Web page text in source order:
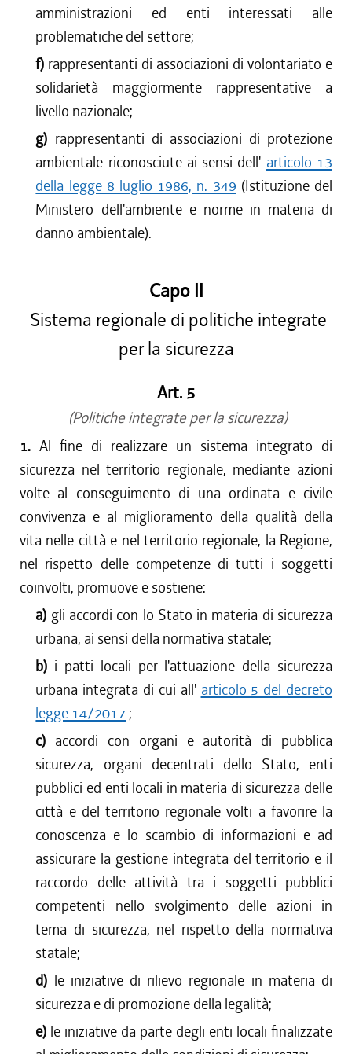
amministrazioni ed enti interessati alle
problematiche del settore;
f) rappresentanti di associazioni di volontariato e
solidarietà maggiormente rappresentative a
livello nazionale;
g) rappresentanti di associazioni di protezione
ambientale riconosciute ai sensi dell' articolo 13
della legge 8 luglio 1986, n. 349 (Istituzione del
Ministero dell'ambiente e norme in materia di
danno ambientale).
Capo II
Sistema regionale di politiche integrate
per la sicurezza
Art. 5
(Politiche integrate per la sicurezza)
1. Al fine di realizzare un sistema integrato di
sicurezza nel territorio regionale, mediante azioni
volte al conseguimento di una ordinata e civile
convivenza e al miglioramento della qualità della
vita nelle città e nel territorio regionale, la Regione,
nel rispetto delle competenze di tutti i soggetti
coinvolti, promuove e sostiene:
a) gli accordi con lo Stato in materia di sicurezza
urbana, ai sensi della normativa statale;
b) i patti locali per l'attuazione della sicurezza
urbana integrata di cui all' articolo 5 del decreto
legge 14/2017 ;
c) accordi con organi e autorità di pubblica
sicurezza, organi decentrati dello Stato, enti
pubblici ed enti locali in materia di sicurezza delle
città e del territorio regionale volti a favorire la
conoscenza e lo scambio di informazioni e ad
assicurare la gestione integrata del territorio e il
raccordo delle attività tra i soggetti pubblici
competenti nello svolgimento delle azioni in
tema di sicurezza, nel rispetto della normativa
statale;
d) le iniziative di rilievo regionale in materia di
sicurezza e di promozione della legalità;
e) le iniziative da parte degli enti locali finalizzate